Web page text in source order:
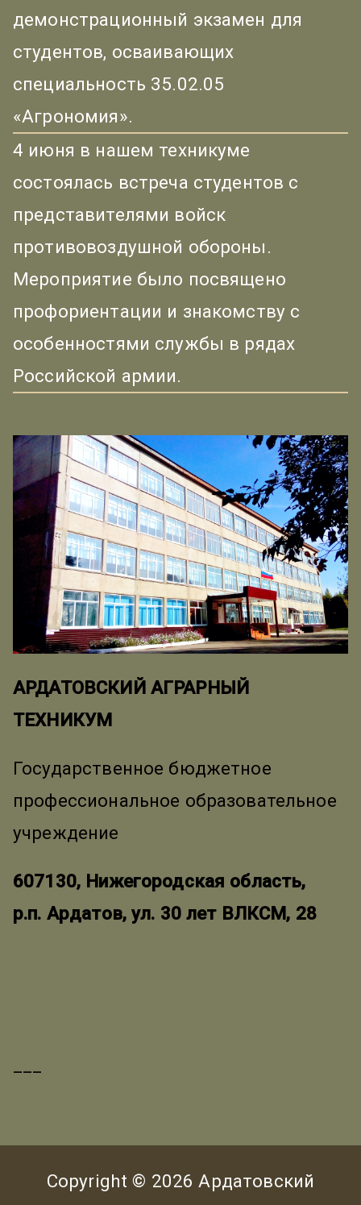
демонстрационный экзамен для
студентов, осваивающих
специальность 35.02.05
«Агрономия».
4 июня в нашем техникуме
состоялась встреча студентов с
представителями войск
противовоздушной обороны.
Мероприятие было посвящено
профориентации и знакомству с
особенностями службы в рядах
Российской армии.
АРДАТОВСКИЙ АГРАРНЫЙ
ТЕХНИКУМ
Государственное бюджетное
профессиональное образовательное
учреждение
607130, Нижегородская область,
р.п. Ардатов, ул. 30 лет ВЛКСМ, 28
Copyright © 2026 Ардатовский